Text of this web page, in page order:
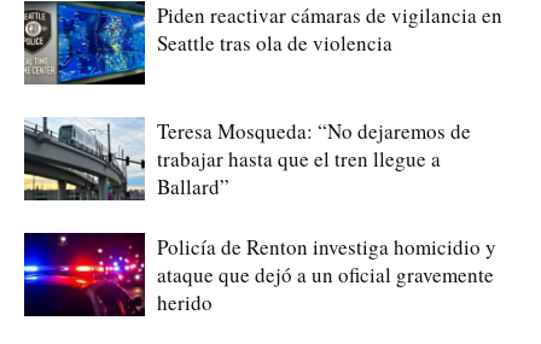
Piden reactivar cámaras de vigilancia en
Seattle tras ola de violencia
Teresa Mosqueda: “No dejaremos de
trabajar hasta que el tren llegue a
Ballard”
Policía de Renton investiga homicidio y
ataque que dejó a un oficial gravemente
herido